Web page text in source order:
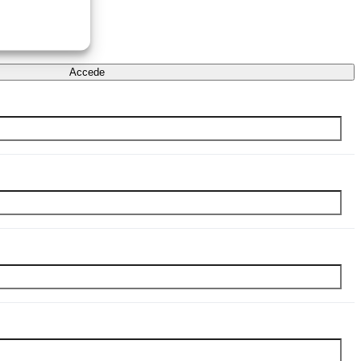
Accede